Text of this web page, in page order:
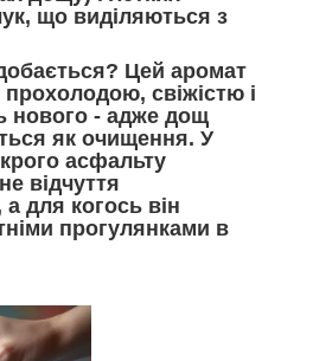
що виділяються з
Цей аромат
свіжістю і
нового - адже дощ
як очищення. У
асфальту
відчуття
для когось він
прогулянками в